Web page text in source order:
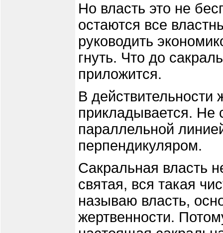
Но власть это не
остаются все
руководить
гнуть. Что до
приложится.
В действительности
прикладывается. Не
параллельной
перпендикуляром.
Сакральная власть
святая, вся такая
называю власть,
жертвенности.